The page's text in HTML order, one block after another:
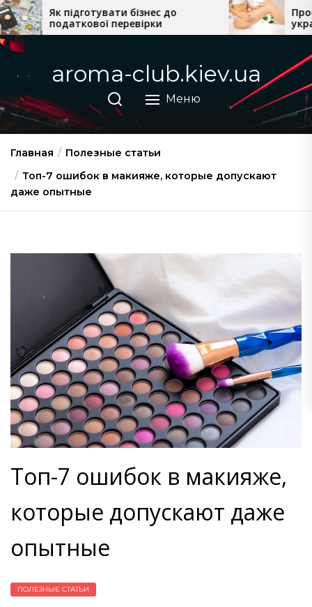
Перейти
к
содержимому
бізнес до
Професійна косметика
українського
домашнього догляду
aroma-club.kiev.ua
Меню
Главная
Полезные статьи
Топ-7 ошибок в макияже, которые допускают
даже опытные
Топ-7 ошибок в макияже,
которые допускают даже
опытные
ПОЛЕЗНЫЕ СТАТЬИ